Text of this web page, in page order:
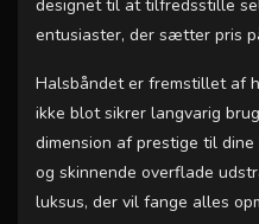
designet til at tilfredsstille
entusiaster, der sætter pris
Halsbåndet er fremstillet af
ikke blot sikrer langvarig
dimension af prestige til
og skinnende overflade
luksus, der vil fange alles